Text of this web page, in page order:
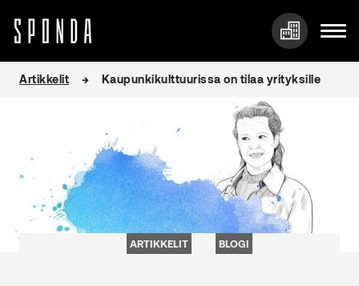
sisältöön
Artikkelit Kaupunkikulttuurissa on tilaa yrityksille
ARTIKKELIT BLOGI